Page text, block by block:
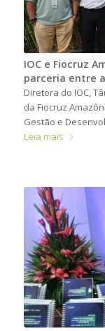
IOC e Fiocruz
parceria entre
Diretora do IOC,
da Fiocruz
Gestão e
Leia mais